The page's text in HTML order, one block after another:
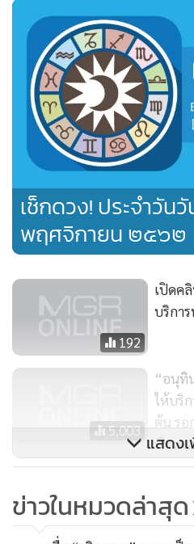
ในประเทศไทยเท่านั้น แต่เป็นปั
สืบค้นฐานข้อมูลทางการแพทย์พ
ว่า ตัวยามิได้เป็นปัญหา เพราะน
อื่นอีกหลายตัวที่สามารถบริหารย
เช่น ยาแก้ปวดในกลุ่มอนุพันธ์ขอ
ยาป้องกันบาดทะยัก ยาแก้ปวดอ
คุ้นเคยกันดีคือ ยาคุมกำเนิดชนิดฉี
ว่า เหตุไม่พึงประสงค์หลังฉีดยาเ
เฉพาะdiclofenac แต่ยังเกิดขึ้นกั
จึงเป็นที่มาของข้อสรุปว่า “ปัญหา
จากเทคนิคการฉีดยา” และในที่สุ
เปลี่ยนวิธีการฉีดยาเข้ากล้ามเนื้อ
กันมาคือ “มุมนอกด้านบนของก้
มาเป็น “ด้านข้างค่อนไปหน้า
ศึกษาติดตามพบว่ามีโอกาสเกิดปัญ
ก้นได้น้อยกว่ามาก เหตุเพราะตำ
ยากที่เข็มจะปักโดนเส้นประสาท
โดนเส้นประสาทขา นอกเหนือจ
แล้ว ยังเพิ่มคำแนะนำว่า “ควรหลี
เด็กเล็ก ในคนชรา และในคนที่ผ
ประสาทขาบาดเจ็บภายหลังฉีดยา
เช็กดวง! ประจำวัน
พฤศจิกายน ๒๕๖๒
192
เปิดค
บริกา
5,003
“อนุทิ
ให้บริ
ต้น รอ
พืชเศ
599
ยาง" เ
เพิ่ม 3
แสดง
ข่าวในหมวดล่าสุด